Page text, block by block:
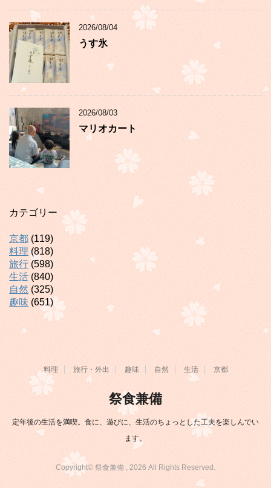
2026/08/04
うす氷
2026/08/03
マリオカート
カテゴリー
京都 (119)
料理 (818)
旅行 (598)
生活 (840)
自然 (325)
趣味 (651)
料理 旅行・外出 趣味 自然 生活 京都
祭食兼備
定年後の生活を満喫。食に、遊びに、生活のちょっとした工夫を楽しんでい
ます。
Copyright© 祭食兼備 , 2026 All Rights Reserved.